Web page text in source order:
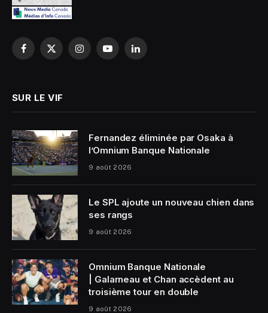
Facebook
X
InstagramYouTubeLinkedIn
SUR LE VIF
Fernandez éliminée par Osaka à
l’Omnium Banque Nationale
9 août 2026
Le SPL ajoute un nouveau chien dans
ses rangs
9 août 2026
Omnium Banque Nationale
| Galarneau et Chan accèdent au
troisième tour en double
9 août 2026